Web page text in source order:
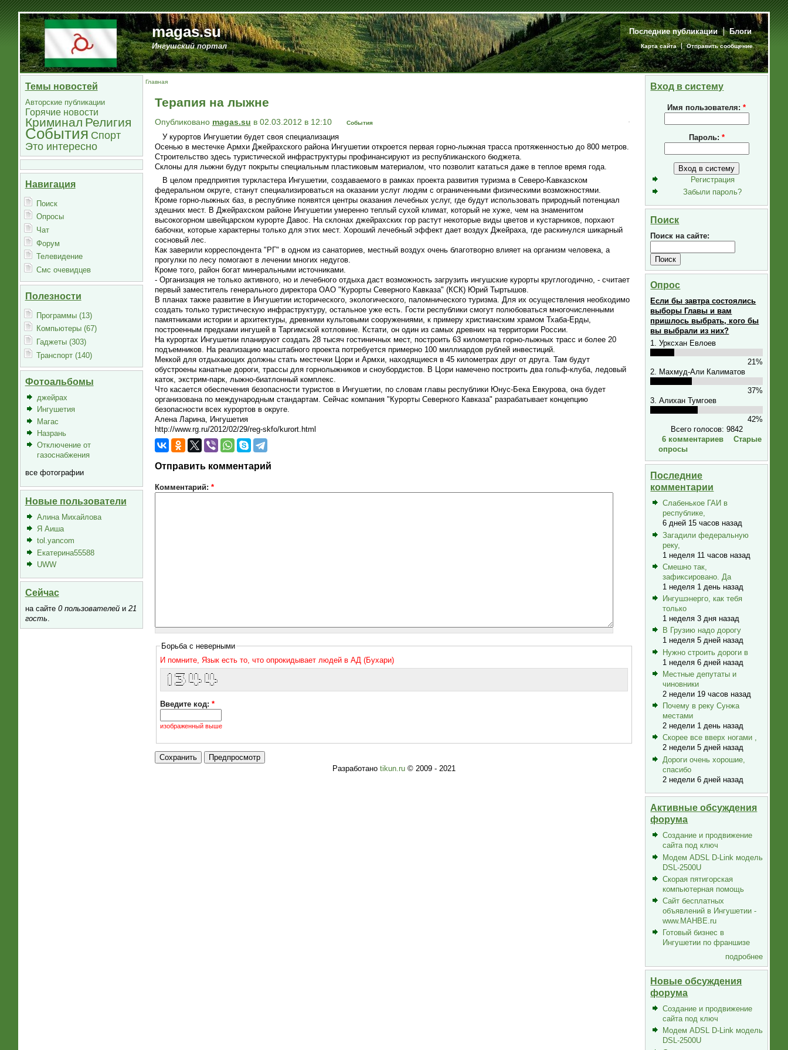
magas.su
Ингушский портал
Последние публикации Блоги
Карта сайта Отправить сообщение
Темы новостей
Авторские публикации
Горячие новости
Криминал Религия
События Спорт
Это интересно
Навигация
Поиск
Опросы
Чат
Форум
Телевидение
Смс очевидцев
Полезности
Программы (13)
Компьютеры (67)
Гаджеты (303)
Транспорт (140)
Фотоальбомы
джейрах
Ингушетия
Магас
Назрань
Отключение от
газоснабжения
все фотографии
Новые пользователи
Алина Михайлова
Я Аиша
tol.yancom
Екатерина55588
UWW
Сейчас
на сайте 0 пользователейи 21
гость.
Главная
Терапия на лыжне
Опубликовано magas.su в 02.03.2012 в 12:10 События
У курортов Ингушетии будет своя специализация
Осенью в местечке Армхи Джейрахского района Ингушетии откроется первая горно-лыжная трасса протяженностью до 800 метров.
Строительство здесь туристической инфраструктуры профинансируют из республиканского бюджета.
Склоны для лыжни будут покрыты специальным пластиковым материалом, что позволит кататься даже в теплое время года.
В целом предприятия туркластера Ингушетии, создаваемого в рамках проекта развития туризма в Северо-Кавказском
федеральном округе, станут специализироваться на оказании услуг людям с ограниченными физическими возможностями.
Кроме горно-лыжных баз, в республике появятся центры оказания лечебных услуг, где будут использовать природный потенциал
здешних мест. В Джейрахском районе Ингушетии умеренно теплый сухой климат, который не хуже, чем на знаменитом
высокогорном швейцарском курорте Давос. На склонах джейрахских гор растут некоторые виды цветов и кустарников, порхают
бабочки, которые характерны только для этих мест. Хороший лечебный эффект дает воздух Джейраха, где раскинулся шикарный
сосновый лес.
Как заверили корреспондента "РГ" в одном из санаториев, местный воздух очень благотворно влияет на организм человека, а
прогулки по лесу помогают в лечении многих недугов.
Кроме того, район богат минеральными источниками.
- Организация не только активного, но и лечебного отдыха даст возможность загрузить ингушские курорты круглогодично, - считает
первый заместитель генерального директора ОАО "Курорты Северного Кавказа" (КСК) Юрий Тыртышов.
В планах также развитие в Ингушетии исторического, экологического, паломнического туризма. Для их осуществления необходимо
создать только туристическую инфраструктуру, остальное уже есть. Гости республики смогут полюбоваться многочисленными
памятниками истории и архитектуры, древними культовыми сооружениями, к примеру христианским храмом Тхаба-Ерды,
построенным предками ингушей в Таргимской котловине. Кстати, он один из самых древних на территории России.
На курортах Ингушетии планируют создать 28 тысяч гостиничных мест, построить 63 километра горно-лыжных трасс и более 20
подъемников. На реализацию масштабного проекта потребуется примерно 100 миллиардов рублей инвестиций.
Меккой для отдыхающих должны стать местечки Цори и Армхи, находящиеся в 45 километрах друг от друга. Там будут
обустроены канатные дороги, трассы для горнолыжников и сноубордистов. В Цори намечено построить два гольф-клуба, ледовый
каток, экстрим-парк, лыжно-биатлонный комплекс.
Что касается обеспечения безопасности туристов в Ингушетии, по словам главы республики Юнус-Бека Евкурова, она будет
организована по международным стандартам. Сейчас компания "Курорты Северного Кавказа" разрабатывает концепцию
безопасности всех курортов в округе.
Алена Ларина, Ингушетия
http://www.rg.ru/2012/02/29/reg-skfo/kurort.html
Отправить комментарий
Комментарий: *
Борьба с неверными
И помните, Язык есть то, что опрокидывает людей в АД (Бухари)
/ | |___ /  | || |   | || |
| |   |_ \  | || |_  | || |_
| |  ___) | |__   _| |__   _|
|_| |____/     |_|      |_|
Введите код:*
изображенный выше
Разработано tikun.ru© 2009 - 2021
Вход в систему
Имя пользователя:*
Пароль: *
Регистрация
Забыли пароль?
Поиск
Поиск на сайте:
Опрос
Если бы завтра состоялись
выборы Главы и вам
пришлось выбрать, кого бы
вы выбрали из них?
1. Урксхан Евлоев
21%
2. Махмуд-Али Калиматов
37%
3. Алихан Тумгоев
42%
Всего голосов: 9842
6 комментариев
Старые
опросы
Последние
комментарии
Слабенькое ГАИ в
республике,
6 дней 15 часов назад
Загадили федеральную
реку,
1 неделя 11 часов назад
Смешно так,
зафиксировано. Да
1 неделя 1 день назад
Ингушэнерго, как тебя
только
1 неделя 3 дня назад
В Грузию надо дорогу
1 неделя 5 дней назад
Нужно строить дороги в
1 неделя 6 дней назад
Местные депутаты и
чиновники
2 недели 19 часов назад
Почему в реку Сунжа
местами
2 недели 1 день назад
Скорее все вверх ногами ,
2 недели 5 дней назад
Дороги очень хорошие,
спасибо
2 недели 6 дней назад
Активные обсуждения
форума
Создание и продвижение
сайта под ключ
Модем ADSL D-Link модель
DSL-2500U
Скорая пятигорская
компьютерная помощь
Сайт бесплатных
объявлений в Ингушетии -
www.MAHBE.ru
Готовый бизнес в
Ингушетии по франшизе
подробнее
Новые обсуждения
форума
Создание и продвижение
сайта под ключ
Модем ADSL D-Link модель
DSL-2500U